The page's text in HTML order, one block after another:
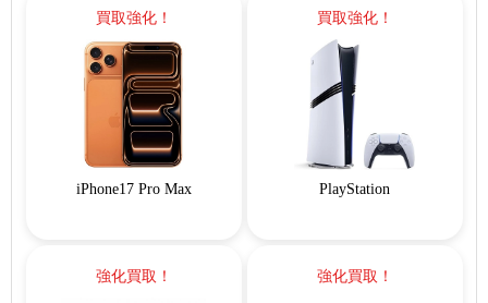
買取強化！
iPhone17 Pro Max
買取強化！
PlayStation
強化買取！ 強化買取！